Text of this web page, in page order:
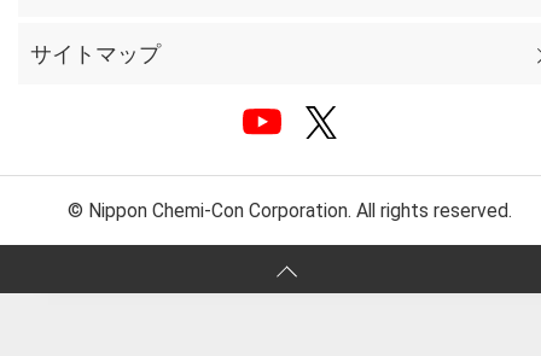
サイトマップ
© Nippon Chemi-Con Corporation. All rights reserved.